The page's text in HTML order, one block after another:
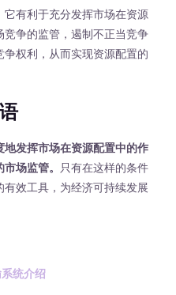
有利于充分发挥市场在资源
争的监管，遏制不正当竞争
权利，从而实现资源配置的
发挥市场在资源配置中的作
场监管。 只有在这样的条件
效工具，为经济可持续发展
统介绍